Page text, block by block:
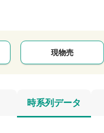
現物売
時系列データ